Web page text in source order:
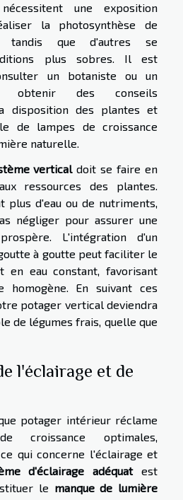
une exposition
la photosynthèse de
tandis que d'autres se
plus sobres. Il est
un botaniste ou un
obtenir des conseils
disposition des plantes et
de lampes de croissance
naturelle.
verticaldoit se faire en
ressources des plantes.
plus d'eau ou de nutriments,
négliger pour assurer une
L'intégration d'un
à goutte peut faciliter le
en eau constant, favorisant
homogène. En suivant ces
potager vertical deviendra
de légumes frais, quelle que
l'éclairage et de
potager intérieur réclame
croissance optimales,
qui concerne l'éclairage et
d'éclairage adéquatest
le manque de lumière